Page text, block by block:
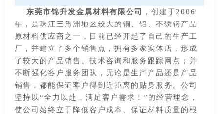
东莞市锦升发金属材料有限公司
，创建于2006
年，是珠江三角洲地区较大的铜、铝、不锈钢产品
原材料供应商之一，目前已经开起了自己的生产工
厂，并建立了多个销售点，拥有多家实体店，形成
了较大的产品销售、技术咨询和服务跟踪网点；并
不断强化客户服务团队，无论是生产产品还是产品
销售，都能保证客户得到近距离的贴身服务。公司
坚持以“全力以赴，满足客户需求！”的经营理念，
使公司始终立于降低客户成本、保证材料质量的根